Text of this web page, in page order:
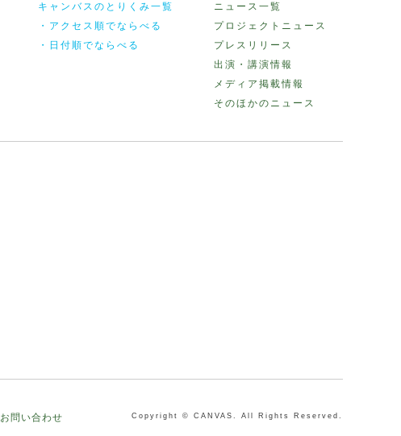
キャンバスのとりくみ一覧
・アクセス順でならべる
・日付順でならべる
ニュース一覧
プロジェクトニュース
プレスリリース
出演・講演情報
メディア掲載情報
そのほかのニュース
お問い合わせ Copyright © CANVAS. All Rights Reserved.